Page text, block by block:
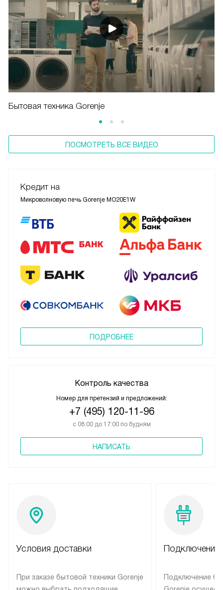
Бытовая техника Gorenje
ПОСМОТРЕТЬ ВСЕ ВИДЕО
Кредит на
Микроволновую печь Gorenje MO20E1W
ПОДРОБНЕЕ
Контроль качества
Номер для претензий и предложений:
+7 (495) 120-11-96
с 08:00 до 17:00 по будням
НАПИСАТЬ
Условия доставки
При заказе бытовой техники Gorenje
Подключение
Подключение